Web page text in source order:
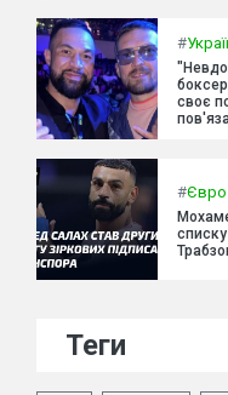
#
своє
#Євро
Теги